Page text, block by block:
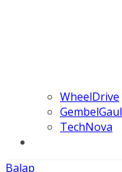
WheelDrive
GembelGaul
TechNova
Balap